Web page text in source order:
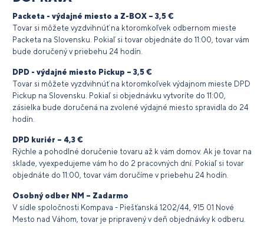
Packeta - výdajné miesto a Z-BOX – 3,5 €
Tovar si môžete vyzdvihnúť na ktoromkoľvek odbernom mieste
Packeta na Slovensku. Pokiaľ si tovar objednáte do 11:00, tovar vám
bude doručený v priebehu 24 hodín.
DPD - výdajné miesto Pickup – 3,5 €
Tovar si môžete vyzdvihnúť na ktoromkoľvek výdajnom mieste DPD
Pickup na Slovensku. Pokiaľ si objednávku vytvoríte do 11:00,
zásielka bude doručená na zvolené výdajné miesto spravidla do 24
hodín.
DPD kuriér – 4,3 €
Rýchle a pohodlné doručenie tovaru až k vám domov. Ak je tovar na
sklade, vyexpedujeme vám ho do 2 pracovných dní. Pokiaľ si tovar
objednáte do 11:00, tovar vám doručíme v priebehu 24 hodín.
Osobný odber NM – Zadarmo
V sídle spoločnosti Kompava - Piešťanská 1202/44, 915 01 Nové
Mesto nad Váhom, tovar je pripravený v deň objednávky k odberu.